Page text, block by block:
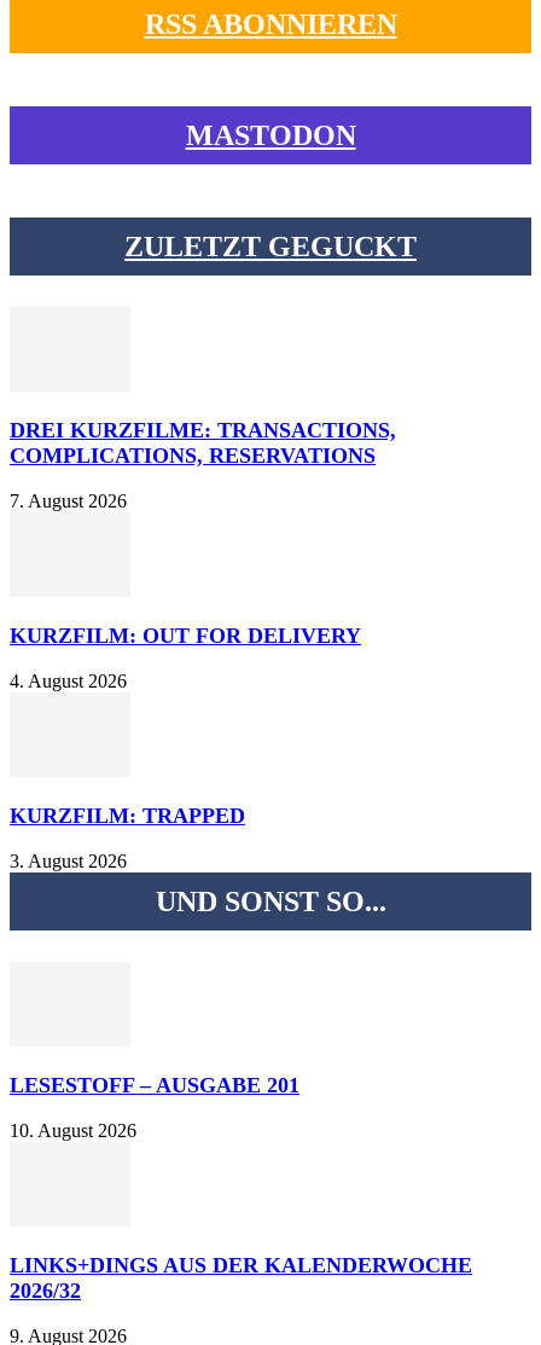
RSS ABONNIEREN
MASTODON
ZULETZT GEGUCKT
DREI KURZFILME: TRANSACTIONS,
COMPLICATIONS, RESERVATIONS
7. August 2026
KURZFILM: OUT FOR DELIVERY
4. August 2026
KURZFILM: TRAPPED
3. August 2026
UND SONST SO...
LESESTOFF – AUSGABE 201
10. August 2026
LINKS+DINGS AUS DER KALENDERWOCHE
2026/32
9. August 2026